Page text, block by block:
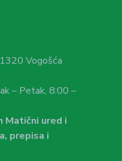
Vogošća
– Petak, 8:00 –
Matični ured i
prepisa i